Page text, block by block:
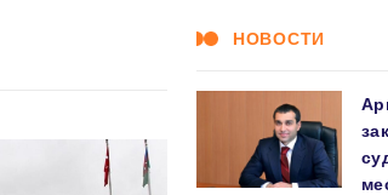
НОВОСТИ